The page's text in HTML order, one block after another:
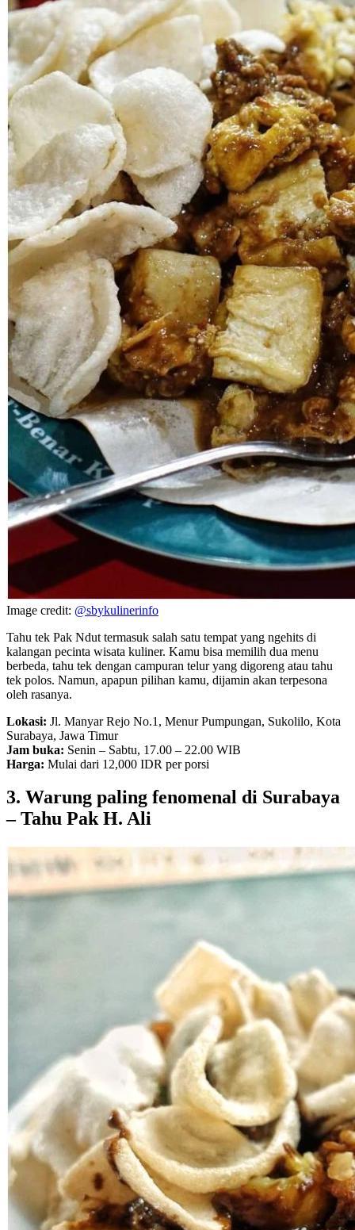
Image credit: @sbykulinerinfo
Tahu tek Pak Ndut termasuk salah satu tempat yang ngehits di
kalangan pecinta wisata kuliner. Kamu bisa memilih dua menu
berbeda, tahu tek dengan campuran telur yang digoreng atau tahu
tek polos. Namun, apapun pilihan kamu, dijamin akan terpesona
oleh rasanya.
Lokasi: Jl. Manyar Rejo No.1, Menur Pumpungan, Sukolilo, Kota
Surabaya, Jawa Timur
Jam buka: Senin – Sabtu, 17.00 – 22.00 WIB
Harga: Mulai dari 12,000 IDR per porsi
3. Warung paling fenomenal di Surabaya
– Tahu Pak H. Ali